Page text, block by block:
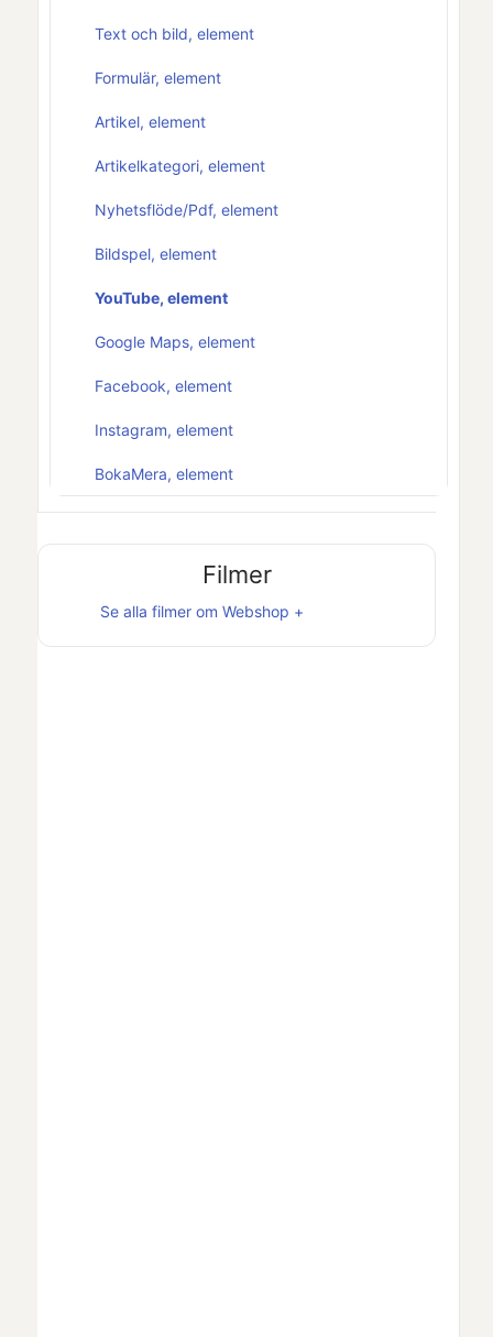
Text och bild, element
Formulär, element
Artikel, element
Artikelkategori, element
Nyhetsflöde/Pdf, element
Bildspel, element
YouTube, element
Google Maps, element
Facebook, element
Instagram, element
BokaMera, element
Filmer
Se alla filmer om Webshop +